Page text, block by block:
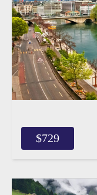
$729